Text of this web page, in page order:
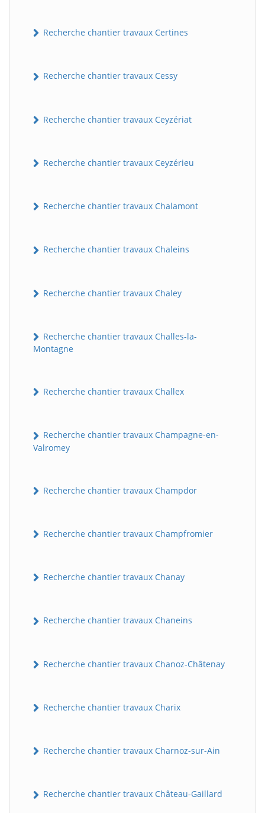
Recherche chantier travaux Certines
Recherche chantier travaux Cessy
Recherche chantier travaux Ceyzériat
Recherche chantier travaux Ceyzérieu
Recherche chantier travaux Chalamont
Recherche chantier travaux Chaleins
Recherche chantier travaux Chaley
Recherche chantier travaux Challes-la-
Montagne
Recherche chantier travaux Challex
Recherche chantier travaux Champagne-en-
Valromey
Recherche chantier travaux Champdor
Recherche chantier travaux Champfromier
Recherche chantier travaux Chanay
Recherche chantier travaux Chaneins
Recherche chantier travaux Chanoz-Châtenay
Recherche chantier travaux Charix
Recherche chantier travaux Charnoz-sur-Ain
Recherche chantier travaux Château-Gaillard